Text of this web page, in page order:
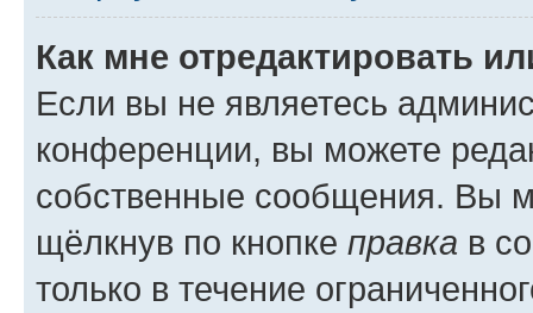
Как мне отредактировать
Если вы не являетесь
конференции, вы можете
собственные сообщения. Вы
щёлкнув по кнопке правка в
только в течение